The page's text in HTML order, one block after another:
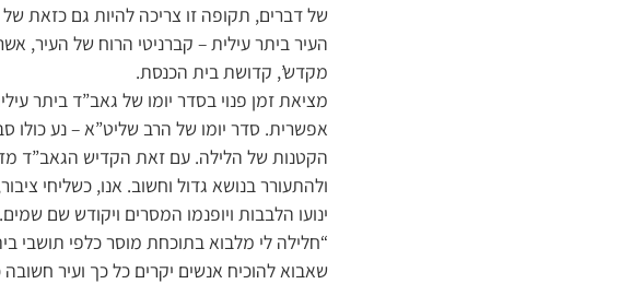
של דברים, תקופה זו צריכה להיות גם כזאת
העיר ביתר עילית – קברניטי הרוח של העיר,
מקדש’, קדושת בית הכנסת.
מציאת זמן פנוי בסדר יומו של גאב”ד ביתר
אפשרית. סדר יומו של הרב שליט”א – נע
הקטנות של הלילה. עם זאת הקדיש הגאב”ד
ולהתעורר בנושא גדול וחשוב. אנו, כשליחי
ינועו הלבבות ויופנמו המסרים ויקודש שם שמים.
“חלילה לי מלבוא בתוכחת מוסר כלפי תושבי
שאבוא להוכיח אנשים יקרים כל כך ועיר